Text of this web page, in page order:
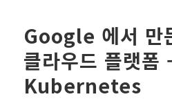
Google 에서 만
클라우드 플랫폼
Kubernetes